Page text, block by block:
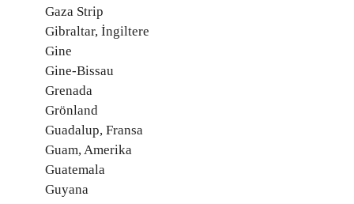
Gaza Strip
Gibraltar, İngiltere
Gine
Gine-Bissau
Grenada
Grönland
Guadalup, Fransa
Guam, Amerika
Guatemala
Guyana